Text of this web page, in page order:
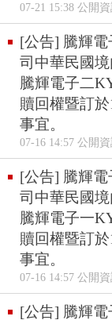
07-21 15:38 公開
[公告] 騰輝
司中華民國
騰輝電子二
贖回權暨訂
事宜。
07-16 14:57 公開
[公告] 騰輝
司中華民國
騰輝電子一
贖回權暨訂
事宜。
07-16 14:57 公開
[公告] 騰輝